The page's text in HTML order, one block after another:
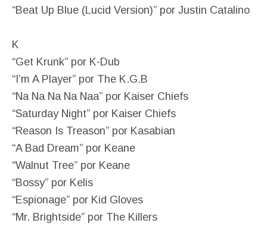
“Beat Up Blue (Lucid Version)” por Justin Catalino
K
“Get Krunk” por K-Dub
“I’m A Player” por The K.G.B
“Na Na Na Na Naa” por Kaiser Chiefs
“Saturday Night” por Kaiser Chiefs
“Reason Is Treason” por Kasabian
“A Bad Dream” por Keane
“Walnut Tree” por Keane
“Bossy” por Kelis
“Espionage” por Kid Gloves
“Mr. Brightside” por The Killers